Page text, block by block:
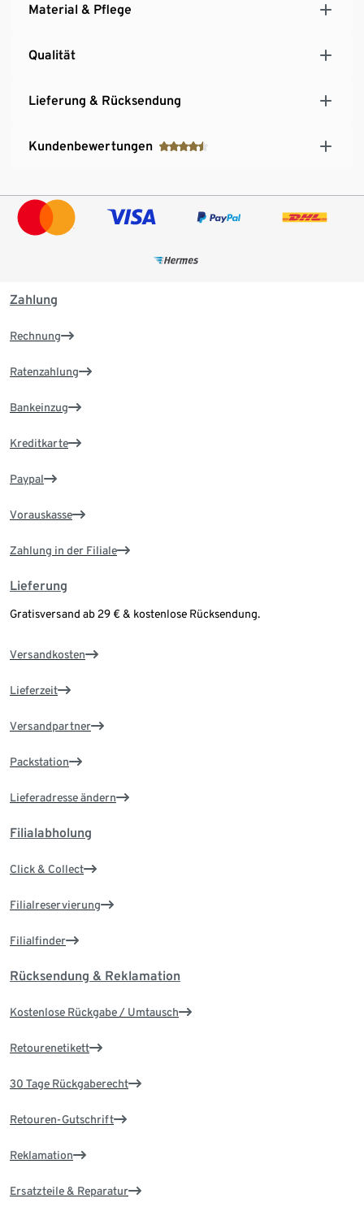
Material & Pflege
Qualität
Lieferung & Rücksendung
Kundenbewertungen
Zahlung
Rechnung
Ratenzahlung
Bankeinzug
Kreditkarte
Paypal
Vorauskasse
Zahlung in der Filiale
Lieferung
Gratisversand ab 29 € & kostenlose Rücksendung.
Versandkosten
Lieferzeit
Versandpartner
Packstation
Lieferadresse ändern
Filialabholung
Click & Collect
Filialreservierung
Filialfinder
Rücksendung & Reklamation
Kostenlose Rückgabe / Umtausch
Retourenetikett
30 Tage Rückgaberecht
Retouren-Gutschrift
Reklamation
Ersatzteile & Reparatur